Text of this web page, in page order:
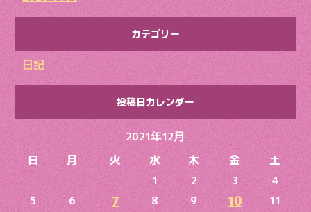
カテゴリー
日記
投稿日カレンダー
2021年12月
日
月 火 水 木 金 土
1 2 3
4
5
6 7 8 9 10
11